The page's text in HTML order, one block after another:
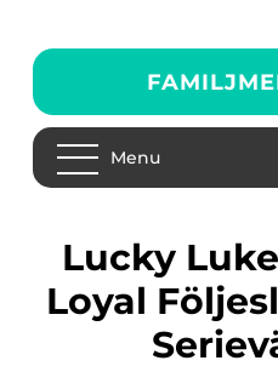
Menu
Lucky Lukes Hund: En
Loyal